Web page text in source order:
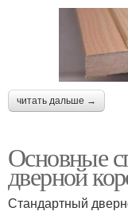
читать дальше →
Основные
дверной
Стандартный